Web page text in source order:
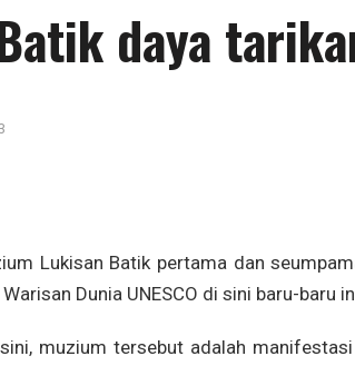
daya
Lukisan Batik pertama dan
Dunia UNESCO di sini baru-baru
muzium tersebut adalah